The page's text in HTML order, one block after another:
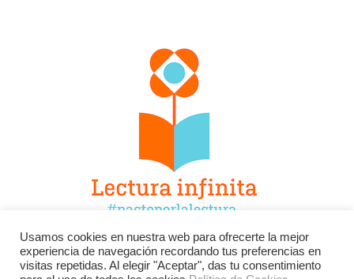
Facebook Twitter
Instagram
Usamos cookies en nuestra web para ofrecerte la mejor
experiencia de navegación recordando tus preferencias en
visitas repetidas. Al elegir "Aceptar", das tu consentimiento